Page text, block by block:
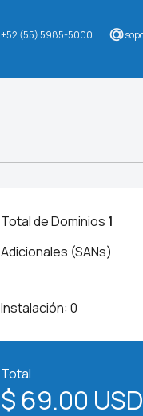
+52 (55) 5985-5000
Total de Dominios 1
Adicionales (SANs)
Instalación: 0
Total
$ 69.00 USD